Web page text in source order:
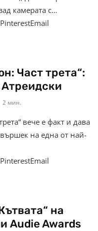
камерата с…
Част трета“:
2 мин.
вече е факт и дава
на една от най-
на
Audie Awards